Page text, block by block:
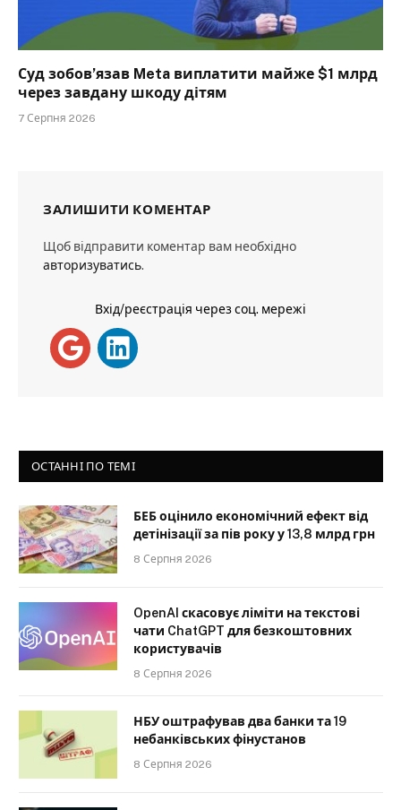
Суд зобов’язав Meta виплатити майже $1 млрд
через завдану шкоду дітям
7 Серпня 2026
ЗАЛИШИТИ КОМЕНТАР
Щоб відправити коментар вам необхідно
авторизуватись.
Вхід/реєстрація через соц. мережі
ОСТАННІ ПО ТЕМІ
БЕБ оцінило економічний ефект від
детінізації за пів року у 13,8 млрд грн
8 Серпня 2026
OpenAI скасовує ліміти на текстові
чати ChatGPT для безкоштовних
користувачів
8 Серпня 2026
НБУ оштрафував два банки та 19
небанківських фінустанов
8 Серпня 2026